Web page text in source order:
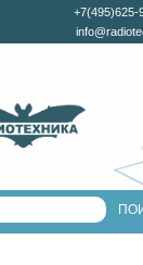
+7(495)625-